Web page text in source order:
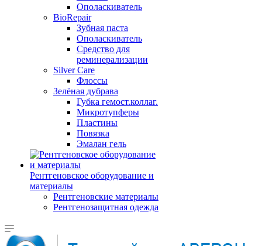
Ополаскиватель
BioRepair
Зубная паста
Ополаскиватель
Средство для
реминерализации
Silver Care
Флоссы
Зелёная дубрава
Губка гемост.коллаг.
Микротупферы
Пластины
Повязка
Эмалан гель
Рентгеновское оборудование и
материалы
Рентгеновские материалы
Рентгенозащитная одежда